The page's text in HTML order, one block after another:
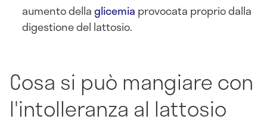
aumento dellaglicemia provocata proprio dalla
digestione del lattosio.
Cosa si può mangiare con
l'intolleranza al lattosio